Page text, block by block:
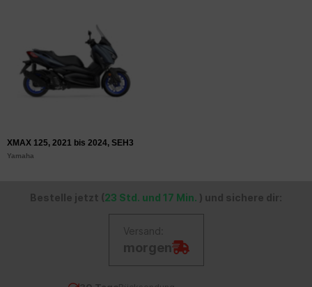
XMAX 125, 2021 bis 2024, SEH3
Yamaha
Bestelle jetzt ( 23 Std. und 17 Min. ) und sichere dir:
Versand:
morgen